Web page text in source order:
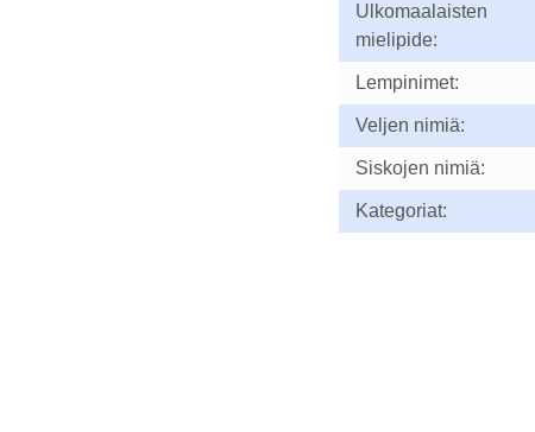
Ulkomaalaisten
mielipide:
Lempinimet:
Veljen nimiä:
Siskojen nimiä:
Kategoriat: